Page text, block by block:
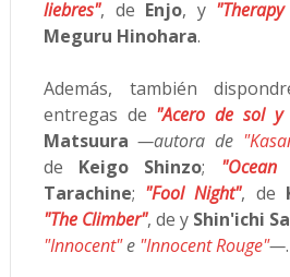
liebres", de Enjo, y
Meguru Hinohara.
Además, también
entregas de "Acero de sol y
Matsuura —autora de
de Keigo Shinzo; "Ocean
Tarachine; "Fool Night", de
"The Climber", de y Shin'ichi
"Innocent"e "Innocent Rouge"—.